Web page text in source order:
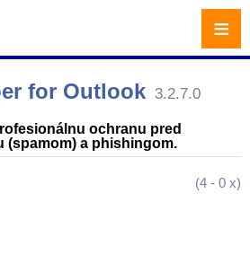
for Outlook 3.2.7.0
ochranu pred
(spamom) a phishingom.
(4 - 0 x)
≡